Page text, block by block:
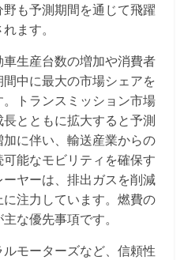
も予測期間を通じて飛躍
ます。
生産台数の増加や消費者
中に最大の市場シェアを
トランスミッション市場
とともに拡大すると予測
に伴い、輸送産業からの
能なモビリティを確保す
ヤーは、排出ガスを削減
注力しています。燃費の
な優先事項です。
モーターズなど、信頼性